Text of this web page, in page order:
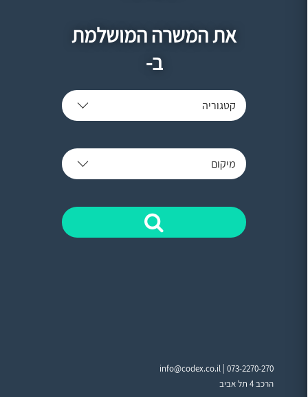
את המשרה המושלמת
ב-
קטגוריה
מיקום
info@codex.co.il |073-2270-270
הרכב 4 תל אביב